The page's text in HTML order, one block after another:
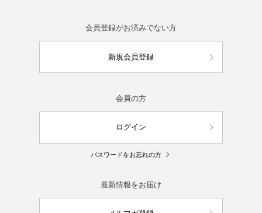
会員登録がお済みでない方
新規会員登録
会員の方
ログイン
パスワードをお忘れの方
最新情報をお届け